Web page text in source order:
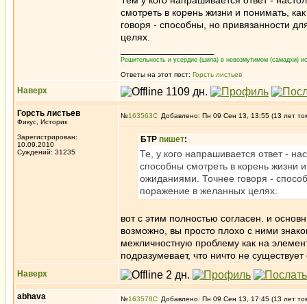
смотреть в корень жизни и понимать,
говоря - способны, но привязанности
целях.
Решительность и усердие (шила) в невозмутимом (самадхи)
Ответы на этот пост: Горсть листьев
Наверх
Горсть листьев
Фикус, Историк
Зарегистрирован:
10.09.2010
Суждений: 31235
№163563 Добавлено: Пн 09 Сен 13, 13:55 (13 лет
БТР пишет:
Те, у кого напрашивается ответ -
способны смотреть в корень жизни
ожиданиями. Точнее говоря -
поражение в желанных целях.
вот с этим полностью согласен. и
возможно, вы просто плохо с ними
межличностную проблему как на
подразумевает, что ничто не
Наверх
abhava №163578 Добавлено: Пн 09 Сен 13, 17:45 (13 лет